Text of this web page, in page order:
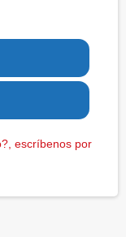
escríbenos por